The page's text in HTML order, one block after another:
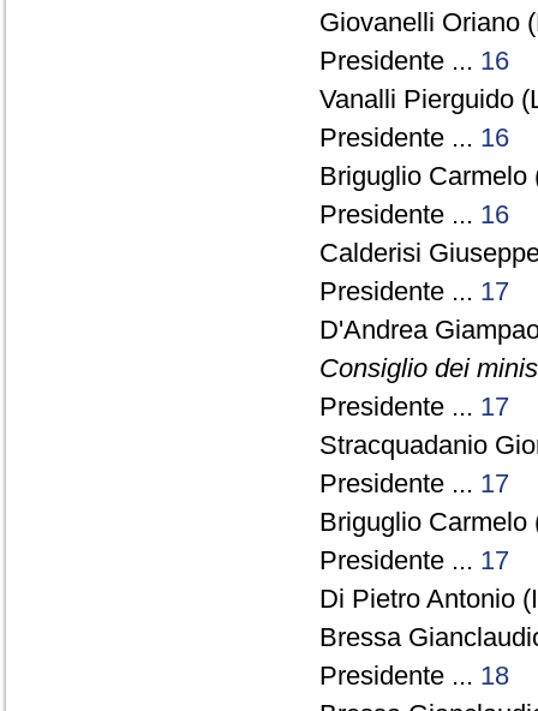
Giovanelli Oriano
Presidente ... 16
Vanalli Pierguido
Presidente ... 16
Briguglio
Presidente ... 16
Calderisi
Presidente ... 17
D'Andrea
Consiglio dei
Presidente ... 17
Stracquadanio
Presidente ... 17
Briguglio
Presidente ... 17
Di Pietro Antonio
Bressa
Presidente ... 18